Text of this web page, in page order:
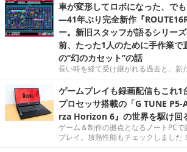
車が変形してロボになった、で
―41年ぶり完全新作『
ー。新旧スタッフが語るシリー
前、たった1人のために手作業で
の“幻のカセット”の話
長い時を経て受け継がれる過去と、新
ゲームプレイも録画配信もこれ
プロセッサ搭載の「G TUNE P5-
rza Horizon 6』の世界を駆け回
ゲーム＆制作の拠点となるノートPC
プレイ。放熱性能もチェックしました！